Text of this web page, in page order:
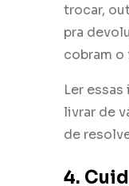
trocar,
pra
cobram
Ler
livrar de
de
4.